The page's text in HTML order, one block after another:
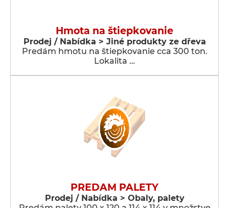
Hmota na štiepkovanie
Prodej / Nabídka > Jiné produkty ze dřeva
Predám hmotu na štiepkovanie cca 300 ton.
Lokalita …
PREDAM PALETY
Prodej / Nabídka > Obaly, palety